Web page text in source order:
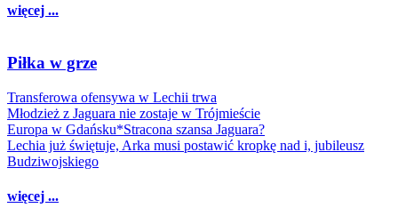
więcej ...
Piłka w grze
Transferowa ofensywa w Lechii trwa
Młodzież z Jaguara nie zostaje w Trójmieście
Europa w Gdańsku*Stracona szansa Jaguara?
Lechia już świętuje, Arka musi postawić kropkę nad i, jubileusz
Budziwojskiego
więcej ...